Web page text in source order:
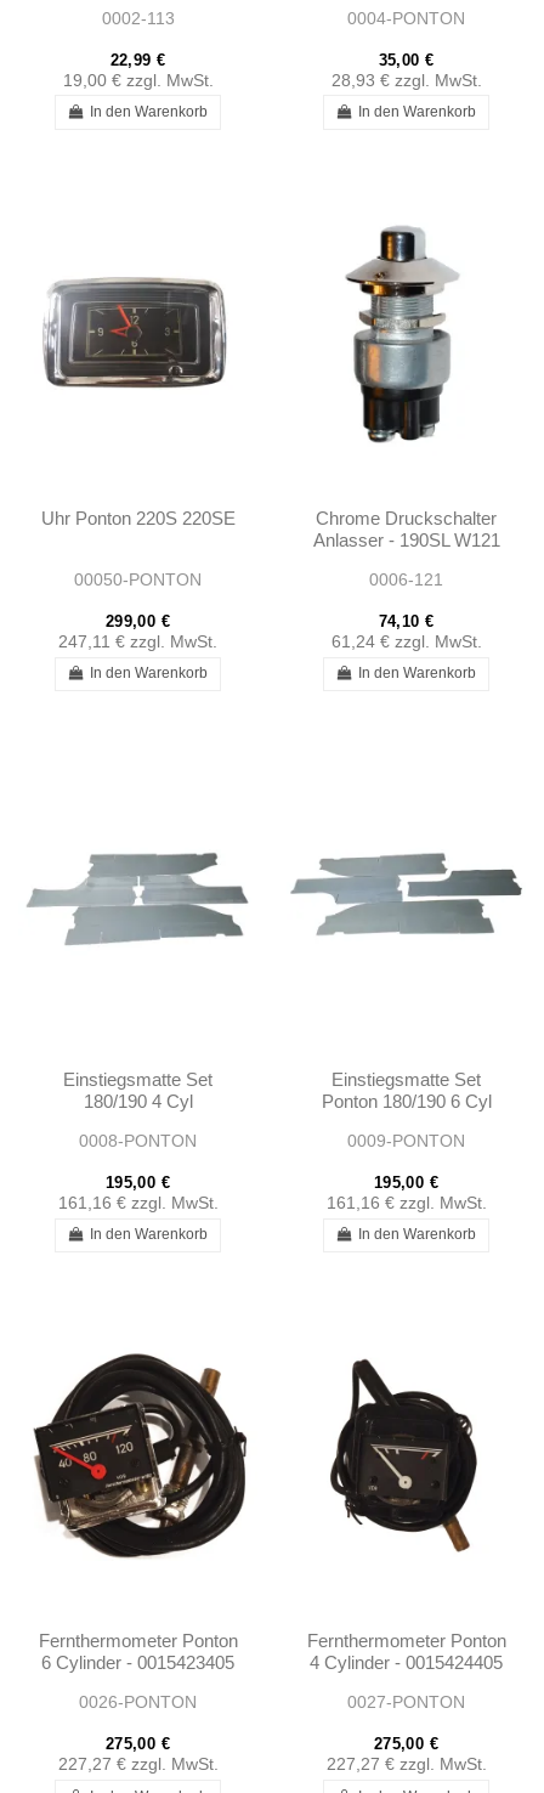
PONTON
0002-113
22,99 €
19,00 € zzgl. MwSt.
In den Warenkorb
1802680140 1112680842
0004-PONTON
35,00 €
28,93 € zzgl. MwSt.
In den Warenkorb
Uhr Ponton 220S 220SE
00050-PONTON
299,00 €
247,11 € zzgl. MwSt.
In den Warenkorb
Chrome Druckschalter
Anlasser - 190SL W121
0006-121
74,10 €
61,24 € zzgl. MwSt.
In den Warenkorb
Einstiegsmatte Set
180/190 4 Cyl
0008-PONTON
195,00 €
161,16 € zzgl. MwSt.
In den Warenkorb
Einstiegsmatte Set
Ponton 180/190 6 Cyl
0009-PONTON
195,00 €
161,16 € zzgl. MwSt.
In den Warenkorb
Fernthermometer Ponton
6 Cylinder - 0015423405
0026-PONTON
275,00 €
227,27 € zzgl. MwSt.
Fernthermometer Ponton
4 Cylinder - 0015424405
0027-PONTON
275,00 €
227,27 € zzgl. MwSt.